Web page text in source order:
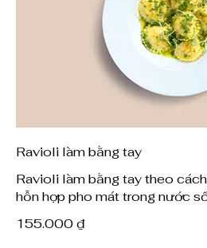
Ravioli làm bằng tay
Ravioli làm bằng tay theo
hỗn hợp pho mát trong nước
155.000 ₫